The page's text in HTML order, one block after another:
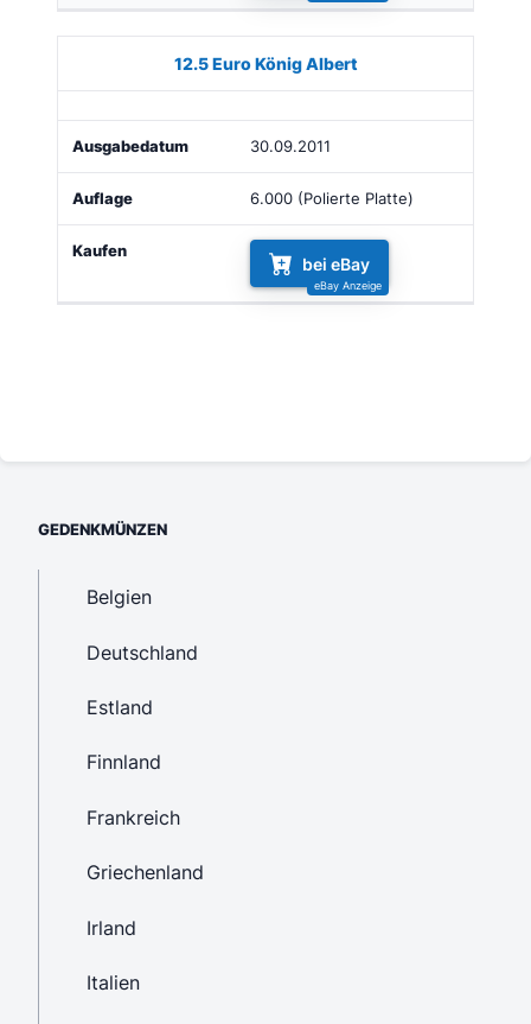
12.5 Euro König Albert
30.09.2011
6.000 (Polierte Platte)
bei eBay
GEDENKMÜNZEN
Belgien
Deutschland
Estland
Finnland
Frankreich
Griechenland
Irland
Italien